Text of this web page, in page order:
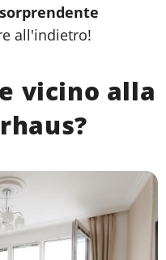
sorprendente
all'indietro!
vicino alla